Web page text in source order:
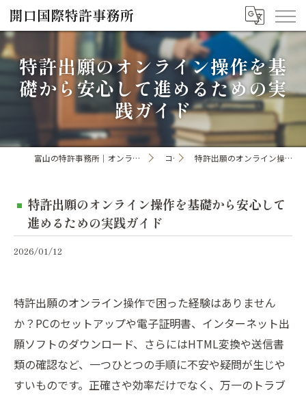
特許出願のオンライン操作を基
礎から安心して進めるための実
践ガイド
富山の特許事務所｜オンライン手続き・申請・出願なら「開口国際特許事務所」 コラム 特許出願のオンライン操作を基礎から安心して進めるための実践ガイド
特許出願のオンライン操作を基礎から安心して
進めるための実践ガイド
2026/01/12
特許出願のオンライン操作で困った経験はありません
か？PCのセットアップや電子証明書、インターネット出
願ソフトのダウンロード、さらにはHTML変換や送信書
類の確認など、一つひとつの手順に不安や疑問が生じや
すいものです。正確さや効率だけでなく、万一のトラブ